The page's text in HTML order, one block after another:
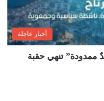
أخبار عاجلة
ممدودة” تنهي حقبة